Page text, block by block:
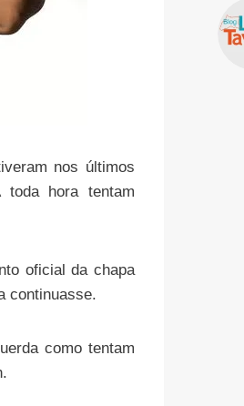
nos últimos
toda hora tentam
oficial da chapa
continuasse.
como tentam